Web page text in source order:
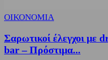
ΟΙΚΟΝΟΜΙΑ
Σαρωτικοί έλεγχοι με
bar – Πρόστιμα...